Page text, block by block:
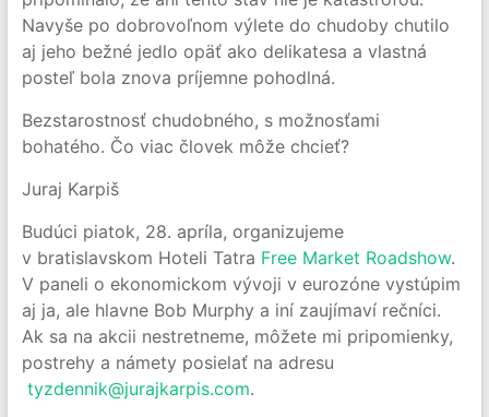
Navyše po dobrovoľnom výlete do chudoby chutilo
aj jeho bežné jedlo opäť ako delikatesa a vlastná
posteľ bola znova príjemne pohodlná.
Bezstarostnosť chudobného, s možnosťami
bohatého. Čo viac človek môže chcieť?
Juraj Karpiš
Budúci piatok, 28. apríla, organizujeme
v bratislavskom Hoteli Tatra Free Market Roadshow.
V paneli o ekonomickom vývoji v eurozóne vystúpim
aj ja, ale hlavne Bob Murphy a iní zaujímaví rečníci.
Ak sa na akcii nestretneme, môžete mi pripomienky,
postrehy a námety posielať na adresu
tyzdennik@jurajkarpis.com.